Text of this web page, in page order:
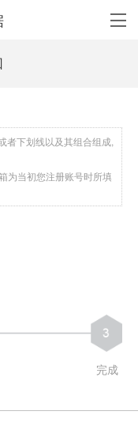
者下划线以及其组合组成,
为当初您注册账号时所填
完成